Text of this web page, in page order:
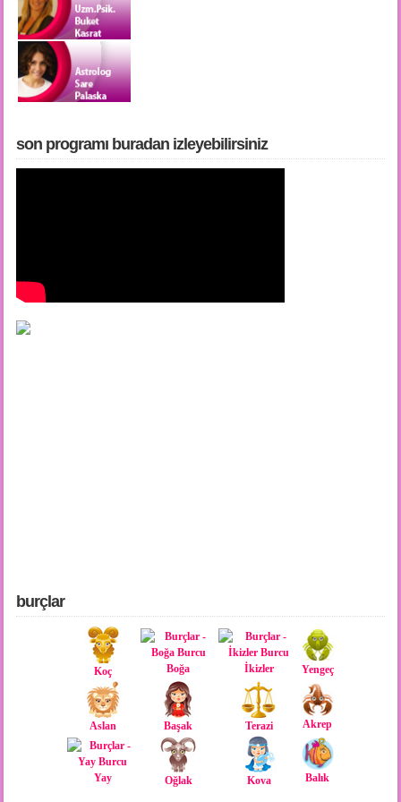
son programı buradan i̇zleyebilirsiniz
burçlar
Koç Boğa İkizler Yengeç
Aslan Başak Terazi Akrep
Yay Oğlak Kova Balık